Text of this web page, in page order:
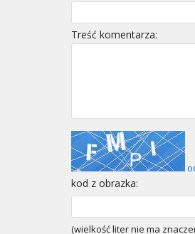
Treść komentarza:
kod z obrazka:
(wielkość liter nie ma